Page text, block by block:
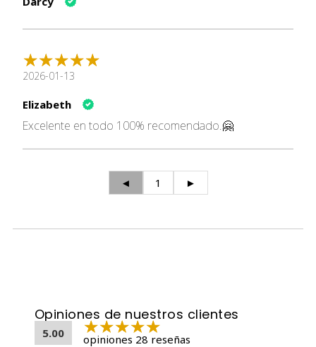
2026-01-13
Elizabeth
Excelente en todo 100% recomendado.🤗
◄ 1 ►
Opiniones de nuestros clientes
5.00 opiniones 28 reseñas